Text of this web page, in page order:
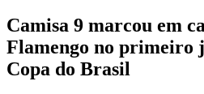
Camisa 9 marcou em
Flamengo no primeiro
Copa do Brasil